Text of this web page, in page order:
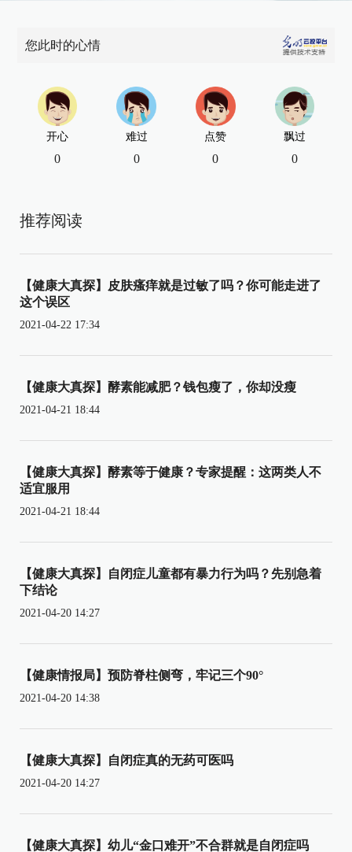
您此时的心情
开心
0
难过
0
点赞
0
飘过
0
推荐阅读
【健康大真探】皮肤瘙痒就是过敏了吗？你可能走进了
这个误区
2021-04-22 17:34
【健康大真探】酵素能减肥？钱包瘦了，你却没瘦
2021-04-21 18:44
【健康大真探】酵素等于健康？专家提醒：这两类人不
适宜服用
2021-04-21 18:44
【健康大真探】自闭症儿童都有暴力行为吗？先别急着
下结论
2021-04-20 14:27
【健康情报局】预防脊柱侧弯，牢记三个90°
2021-04-20 14:38
【健康大真探】自闭症真的无药可医吗
2021-04-20 14:27
【健康大真探】幼儿“金口难开”不合群就是自闭症吗